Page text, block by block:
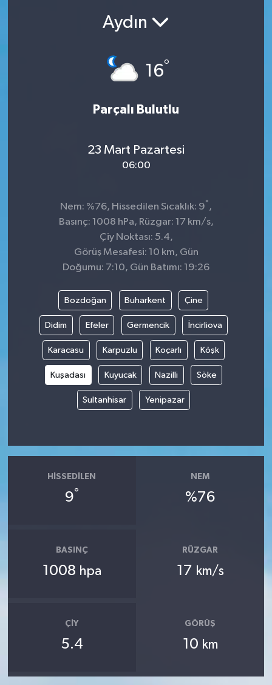
Aydın
16°
Parçalı Bulutlu
23 Mart Pazartesi
06:00
Nem: %76, Hissedilen Sıcaklık: 9° ,
Basınç: 1008 hPa, Rüzgar: 17 km/s,
Çiy Noktası: 5.4,
Görüş Mesafesi: 10 km, Gün
Doğumu: 7:10, Gün Batımı: 19:26
Bozdoğan Buharkent Çine
Didim Efeler Germencik İncirliova
Karacasu Karpuzlu Koçarlı Köşk
Kuşadası Kuyucak Nazilli Söke
Sultanhisar Yenipazar
HISSEDILEN
9°
NEM
%76
BASINÇ
1008 hpa
RÜZGAR
17 km/s
ÇIY
5.4
GÖRÜŞ
10 km